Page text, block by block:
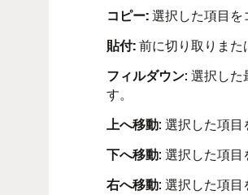
コピー:選択した項目を
貼付:前に切り取りまた
フィルダウン: 選択した
す。
上へ移動: 選択した項目
下へ移動: 選択した項目
右へ移動: 選択した項目